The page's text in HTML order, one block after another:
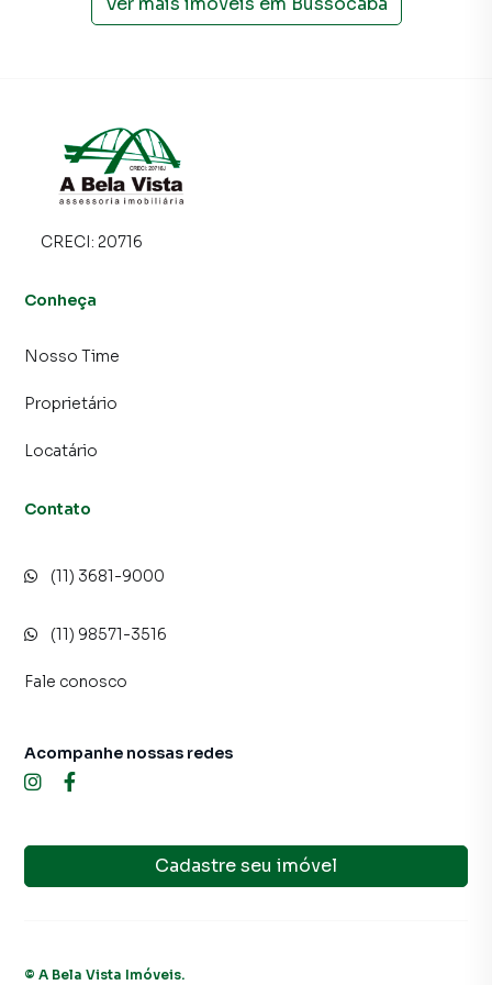
CRECI: 20716
Conheça
Nosso Time
Proprietário
Locatário
Contato
(11) 3681-9000
(11) 98571-3516
Fale conosco
Cadastre seu imóvel
Acompanhe nossas redes
© A Bela Vista Imóveis.